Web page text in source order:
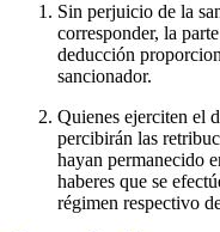
Sin perjuicio de la
corresponder, la
deducción
sancionador.
Quienes ejerciten el
percibirán las
hayan permanecido
haberes que se
régimen respectivo